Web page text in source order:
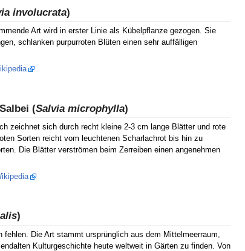
involucrata)
Art wird in erster Linie als Kübelpflanze gezogen. Sie
schlanken purpurroten Blüten einen sehr auffälligen
(Salvia microphylla)
zeichnet sich durch recht kleine 2-3 cm lange Blätter und rote
Sorten reicht vom leuchtenen Scharlachrot bis hin zu
Die Blätter verströmen beim Zerreiben einen angenehmen
)
Die Art stammt ursprünglich aus dem Mittelmeerraum,
Kulturgeschichte heute weltweit in Gärten zu finden. Von